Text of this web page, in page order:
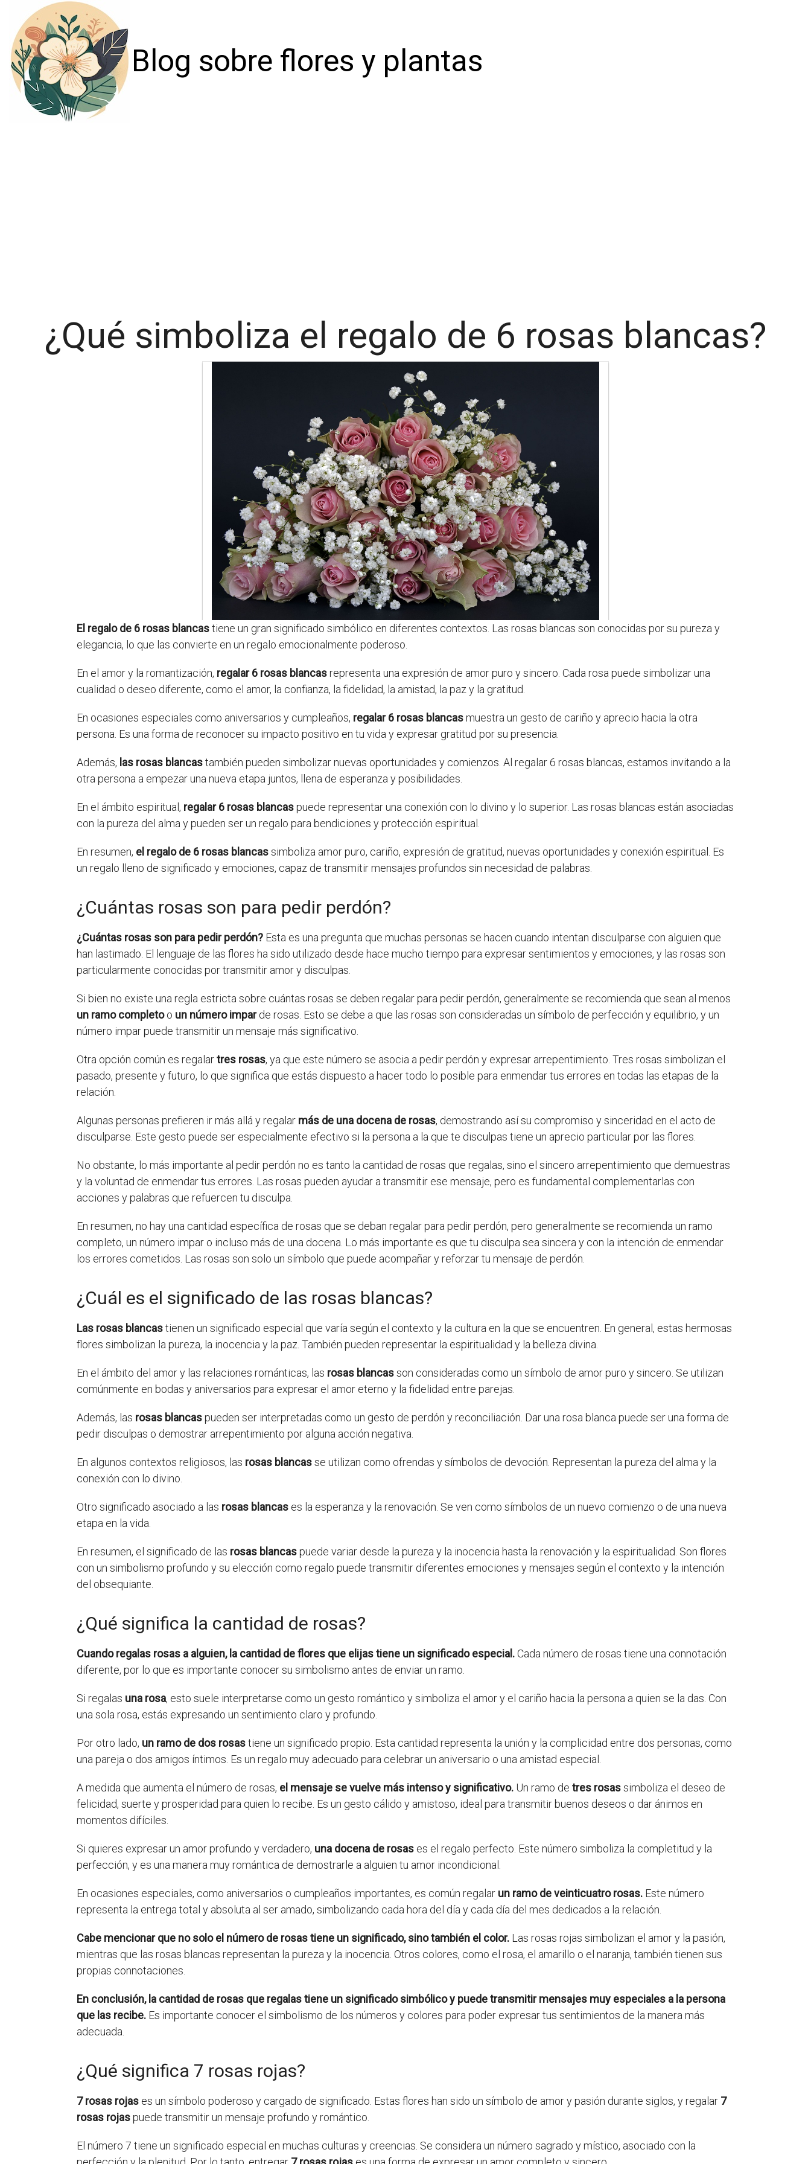
Blog sobre flores y plantas
¿Qué simboliza el regalo de 6 rosas blancas?
El regalo de 6 rosas blancastiene un gran significado simbólico en diferentes contextos. Las rosas blancas son conocidas por su pureza y
elegancia, lo que las convierte en un regalo emocionalmente poderoso.
En el amor y la romantización, regalar 6 rosas blancasrepresenta una expresión de amor puro y sincero. Cada rosa puede simbolizar una
cualidad o deseo diferente, como el amor, la confianza, la fidelidad, la amistad, la paz y la gratitud.
En ocasiones especiales como aniversarios y cumpleaños, regalar 6 rosas blancasmuestra un gesto de cariño y aprecio hacia la otra
persona. Es una forma de reconocer su impacto positivo en tu vida y expresar gratitud por su presencia.
Además, las rosas blancastambién pueden simbolizar nuevas oportunidades y comienzos. Al regalar 6 rosas blancas, estamos invitando a la
otra persona a empezar una nueva etapa juntos, llena de esperanza y posibilidades.
En el ámbito espiritual, regalar 6 rosas blancaspuede representar una conexión con lo divino y lo superior. Las rosas blancas están asociadas
con la pureza del alma y pueden ser un regalo para bendiciones y protección espiritual.
En resumen, el regalo de 6 rosas blancassimboliza amor puro, cariño, expresión de gratitud, nuevas oportunidades y conexión espiritual. Es
un regalo lleno de significado y emociones, capaz de transmitir mensajes profundos sin necesidad de palabras.
¿Cuántas rosas son para pedir perdón?
¿Cuántas rosas son para pedir perdón? Esta es una pregunta que muchas personas se hacen cuando intentan disculparse con alguien que
han lastimado. El lenguaje de las flores ha sido utilizado desde hace mucho tiempo para expresar sentimientos y emociones, y las rosas son
particularmente conocidas por transmitir amor y disculpas.
Si bien no existe una regla estricta sobre cuántas rosas se deben regalar para pedir perdón, generalmente se recomienda que sean al menos
un ramo completoo un número imparde rosas. Esto se debe a que las rosas son consideradas un símbolo de perfección y equilibrio, y un
número impar puede transmitir un mensaje más significativo.
Otra opción común es regalartres rosas, ya que este número se asocia a pedir perdón y expresar arrepentimiento. Tres rosas simbolizan el
pasado, presente y futuro, lo que significa que estás dispuesto a hacer todo lo posible para enmendar tus errores en todas las etapas de la
relación.
Algunas personas prefieren ir más allá y regalar más de una docena de rosas, demostrando así su compromiso y sinceridad en el acto de
disculparse. Este gesto puede ser especialmente efectivo si la persona a la que te disculpas tiene un aprecio particular por las flores.
No obstante, lo más importante al pedir perdón no es tanto la cantidad de rosas que regalas, sino el sincero arrepentimiento que demuestras
y la voluntad de enmendar tus errores. Las rosas pueden ayudar a transmitir ese mensaje, pero es fundamental complementarlas con
acciones y palabras que refuercen tu disculpa.
En resumen, no hay una cantidad específica de rosas que se deban regalar para pedir perdón, pero generalmente se recomienda un ramo
completo, un número impar o incluso más de una docena. Lo más importante es que tu disculpa sea sincera y con la intención de enmendar
los errores cometidos. Las rosas son solo un símbolo que puede acompañar y reforzar tu mensaje de perdón.
¿Cuál es el significado de las rosas blancas?
Las rosas blancastienen un significado especial que varía según el contexto y la cultura en la que se encuentren. En general, estas hermosas
flores simbolizan la pureza, la inocencia y la paz. También pueden representar la espiritualidad y la belleza divina.
En el ámbito del amor y las relaciones románticas, las rosas blancasson consideradas como un símbolo de amor puro y sincero. Se utilizan
comúnmente en bodas y aniversarios para expresar el amor eterno y la fidelidad entre parejas.
Además, las rosas blancaspueden ser interpretadas como un gesto de perdón y reconciliación. Dar una rosa blanca puede ser una forma de
pedir disculpas o demostrar arrepentimiento por alguna acción negativa.
En algunos contextos religiosos, las rosas blancasse utilizan como ofrendas y símbolos de devoción. Representan la pureza del alma y la
conexión con lo divino.
Otro significado asociado a las rosas blancas es la esperanza y la renovación. Se ven como símbolos de un nuevo comienzo o de una nueva
etapa en la vida.
En resumen, el significado de las rosas blancaspuede variar desde la pureza y la inocencia hasta la renovación y la espiritualidad. Son flores
con un simbolismo profundo y su elección como regalo puede transmitir diferentes emociones y mensajes según el contexto y la intención
del obsequiante.
¿Qué significa la cantidad de rosas?
Cuando regalas rosas a alguien, la cantidad de flores que elijas tiene un significado especial.Cada número de rosas tiene una connotación
diferente, por lo que es importante conocer su simbolismo antes de enviar un ramo.
Si regalas una rosa, esto suele interpretarse como un gesto romántico y simboliza el amor y el cariño hacia la persona a quien se la das. Con
una sola rosa, estás expresando un sentimiento claro y profundo.
Por otro lado, un ramo de dos rosastiene un significado propio. Esta cantidad representa la unión y la complicidad entre dos personas, como
una pareja o dos amigos íntimos. Es un regalo muy adecuado para celebrar un aniversario o una amistad especial.
A medida que aumenta el número de rosas, el mensaje se vuelve más intenso y significativo. Un ramo de tres rosassimboliza el deseo de
felicidad, suerte y prosperidad para quien lo recibe. Es un gesto cálido y amistoso, ideal para transmitir buenos deseos o dar ánimos en
momentos difíciles.
Si quieres expresar un amor profundo y verdadero, una docena de rosas es el regalo perfecto. Este número simboliza la completitud y la
perfección, y es una manera muy romántica de demostrarle a alguien tu amor incondicional.
En ocasiones especiales, como aniversarios o cumpleaños importantes, es común regalar un ramo de veinticuatro rosas. Este número
representa la entrega total y absoluta al ser amado, simbolizando cada hora del día y cada día del mes dedicados a la relación.
Cabe mencionar que no solo el número de rosas tiene un significado, sino también el color. Las rosas rojas simbolizan el amor y la pasión,
mientras que las rosas blancas representan la pureza y la inocencia. Otros colores, como el rosa, el amarillo o el naranja, también tienen sus
propias connotaciones.
En conclusión, la cantidad de rosas que regalas tiene un significado simbólico y puede transmitir mensajes muy especiales a la persona
que las recibe. Es importante conocer el simbolismo de los números y colores para poder expresar tus sentimientos de la manera más
adecuada.
¿Qué significa 7 rosas rojas?
7 rosas rojas es un símbolo poderoso y cargado de significado. Estas flores han sido un símbolo de amor y pasión durante siglos, y regalar 7
rosas rojaspuede transmitir un mensaje profundo y romántico.
El número 7 tiene un significado especial en muchas culturas y creencias. Se considera un número sagrado y místico, asociado con la